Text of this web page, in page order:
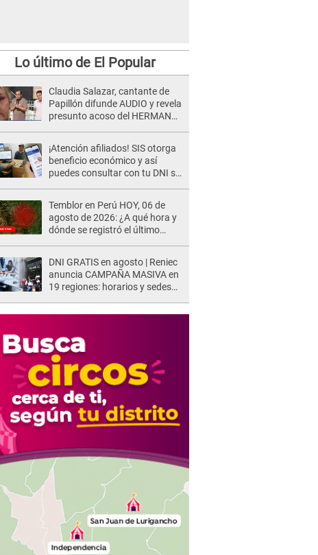
Lo último de El Popular
Claudia Salazar, cantante de
Papillón difunde AUDIO y revela
presunto acoso del HERMANO
shock"
¡Atención afiliados! SIS otorga
beneficio económico y así
puedes consultar con tu DNI si
Temblor en Perú HOY, 06 de
agosto de 2026: ¿A qué hora y
dónde se registró el último
DNI GRATIS en agosto | Reniec
anuncia CAMPAÑA MASIVA en
19 regiones: horarios y sedes